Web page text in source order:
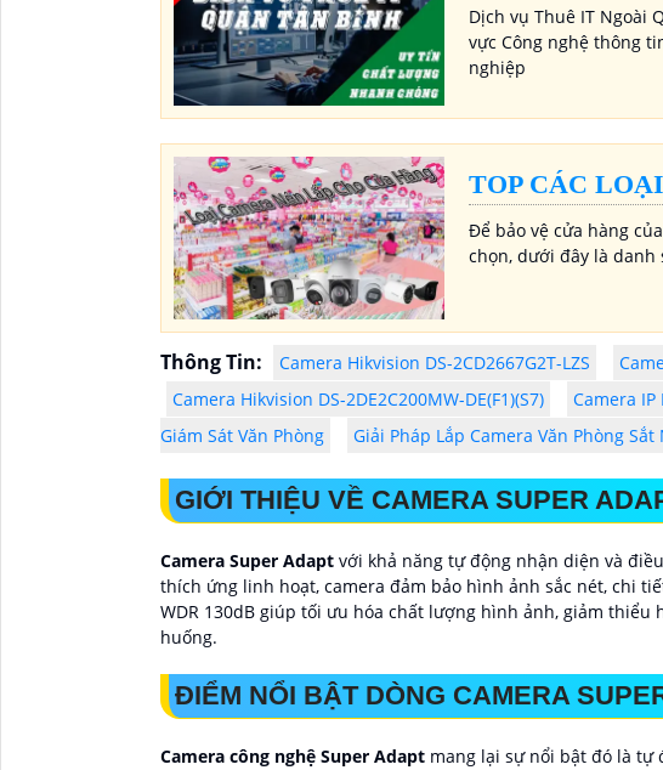
Dịch vụ Thuê IT Ngoài
vực Công nghệ thông
nghiệp
TOP CÁC
Để bảo vệ cửa hàng
chọn, dưới đây là danh
Thông Tin: Camera Hikvision DS-2CD2667G2T-LZS
Camera Hikvision DS-2DE2C200MW-DE(F1)(S7)
Camera IP
Giám Sát Văn Phòng
Giải Pháp Lắp Camera Văn Phòng Sắt
GIỚI THIỆU VỀ CAMERA SUPER
Camera Super Adapt với khả năng tự động nhận diện và
thích ứng linh hoạt, camera đảm bảo hình ảnh sắc nét, chi
WDR 130dB giúp tối ưu hóa chất lượng hình ảnh, giảm
huống.
ĐIỂM NỔI BẬT DÒNG CAMERA
Camera công nghệ Super Adapt mang lại sự nổi bật đó là tự